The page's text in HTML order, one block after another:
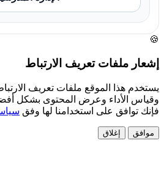
🍪
إشعار ملفات تعريف الارتباط
يستخدم هذا الموقع ملفات تعريف
وقياس الأداء وعرض المحتوى بشكل
فإنك توافق على استخدامنا لها وفق
موافق إغلاق